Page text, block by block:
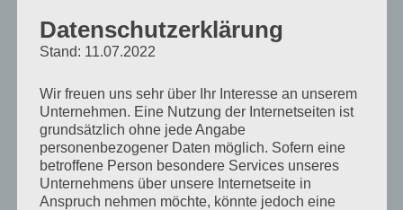
Datenschutzerklärung
Stand: 11.07.2022
Wir freuen uns sehr über Ihr Interesse an unserem
Unternehmen. Eine Nutzung der Internetseiten ist
grundsätzlich ohne jede Angabe
personenbezogener Daten möglich. Sofern eine
betroffene Person besondere Services unseres
Unternehmens über unsere Internetseite in
Anspruch nehmen möchte, könnte jedoch eine